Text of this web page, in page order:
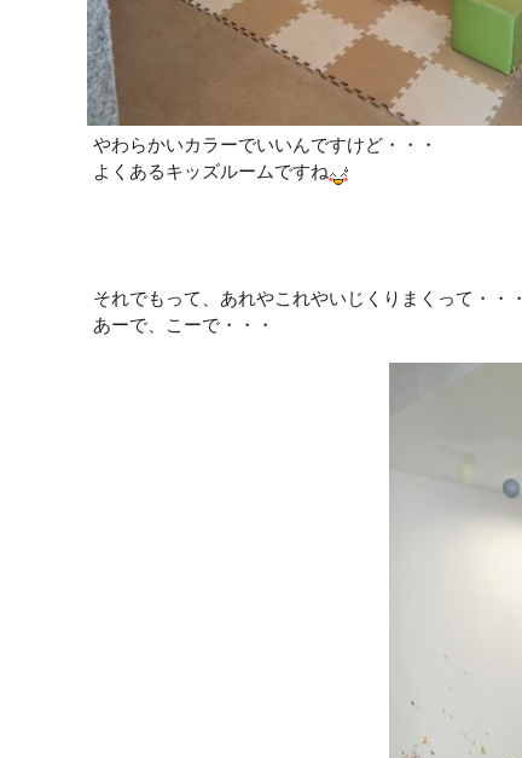
やわらかいカラーでいいんですけど・・・
よくあるキッズルームですね
それでもって、あれやこれやいじくりまくって・・・
あーで、こーで・・・